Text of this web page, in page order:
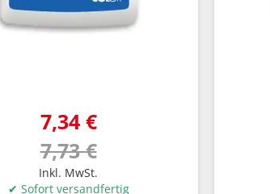
7,34 €
7,73 €
Inkl. MwSt.
✔ Sofort versandfertig